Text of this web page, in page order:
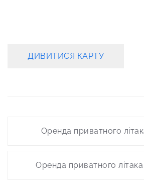
ДИВИТИСЯ КАРТУ
navigation
Оренда приватного
Оренда приватного літака